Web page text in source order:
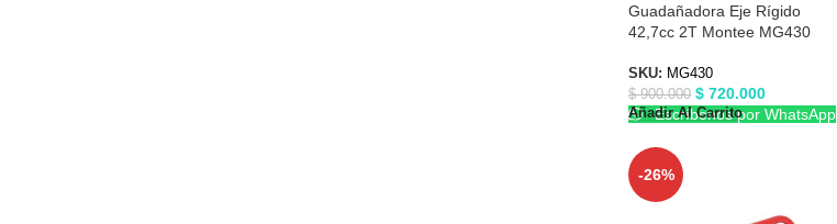
Guadañadora Eje Rígido
42,7cc 2T Montee MG430
SKU: MG430
$900.000 $ 720.000
Añadir Al Carrito
Escríbenos por WhatsApp
-26%